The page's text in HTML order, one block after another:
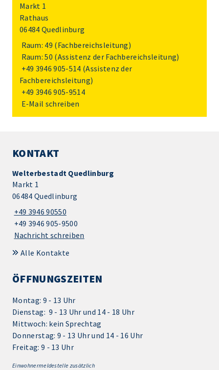
Markt 1
Rathaus
06484 Quedlinburg
Raum: 49 (Fachbereichsleitung)
Raum: 50 (Assistenz der Fachbereichsleitung)
+49 3946 905-514 (Assistenz der
Fachbereichsleitung)
+49 3946 905-9514
E-Mail schreiben
KONTAKT
Welterbestadt Quedlinburg
Markt 1
06484 Quedlinburg
+49 3946 90550
+49 3946 905-9500
Nachricht schreiben
Alle Kontakte
ÖFFNUNGSZEITEN
Montag: 9 - 13 Uhr
Dienstag: 9 - 13 Uhr und 14 - 18 Uhr
Mittwoch: kein Sprechtag
Donnerstag: 9 - 13 Uhr und 14 - 16 Uhr
Freitag: 9 - 13 Uhr
Einwohnermeldestelle zusätzlich